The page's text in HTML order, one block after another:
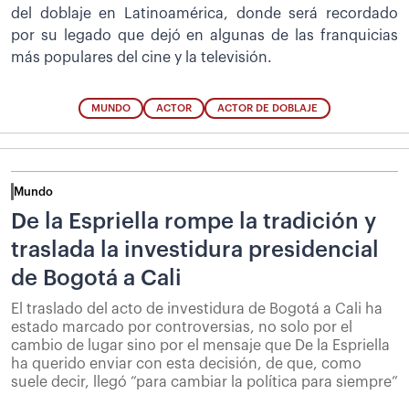
del doblaje en Latinoamérica, donde será recordado
por su legado que dejó en algunas de las franquicias
más populares del cine y la televisión.
MUNDO ACTOR ACTOR DE DOBLAJE
Mundo
De la Espriella rompe la tradición y
traslada la investidura presidencial
de Bogotá a Cali
El traslado del acto de investidura de Bogotá a Cali ha
estado marcado por controversias, no solo por el
cambio de lugar sino por el mensaje que De la Espriella
ha querido enviar con esta decisión, de que, como
suele decir, llegó “para cambiar la política para siempre”